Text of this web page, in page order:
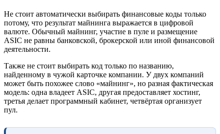
Не стоит автоматически выбирать финансовые коды только
потому, что результат майнинга выражается в цифровой
валюте. Обычный майнинг, участие в пуле и размещение
ASIC не равны банковской, брокерской или иной финансовой
деятельности.
Также не стоит выбирать код только по названию,
найденному в чужой карточке компании. У двух компаний
может быть похожее слово «майнинг», но разная фактическая
модель: одна владеет ASIC, другая предоставляет хостинг,
третья делает программный кабинет, четвёртая организует
пул.